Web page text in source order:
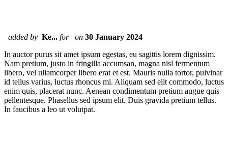
added by Ke... for on 30 January 2024
In auctor purus sit amet ipsum egestas, eu sagittis lorem dignissim.
Nam pretium, justo in fringilla accumsan, magna nisl fermentum
libero, vel ullamcorper libero erat et est. Mauris nulla tortor, pulvinar
id tellus varius, luctus rhoncus mi. Aliquam sed elit commodo, luctus
enim quis, placerat nunc. Aenean condimentum pretium augue quis
pellentesque. Phasellus sed ipsum elit. Duis gravida pretium tellus.
In faucibus a leo ut volutpat.